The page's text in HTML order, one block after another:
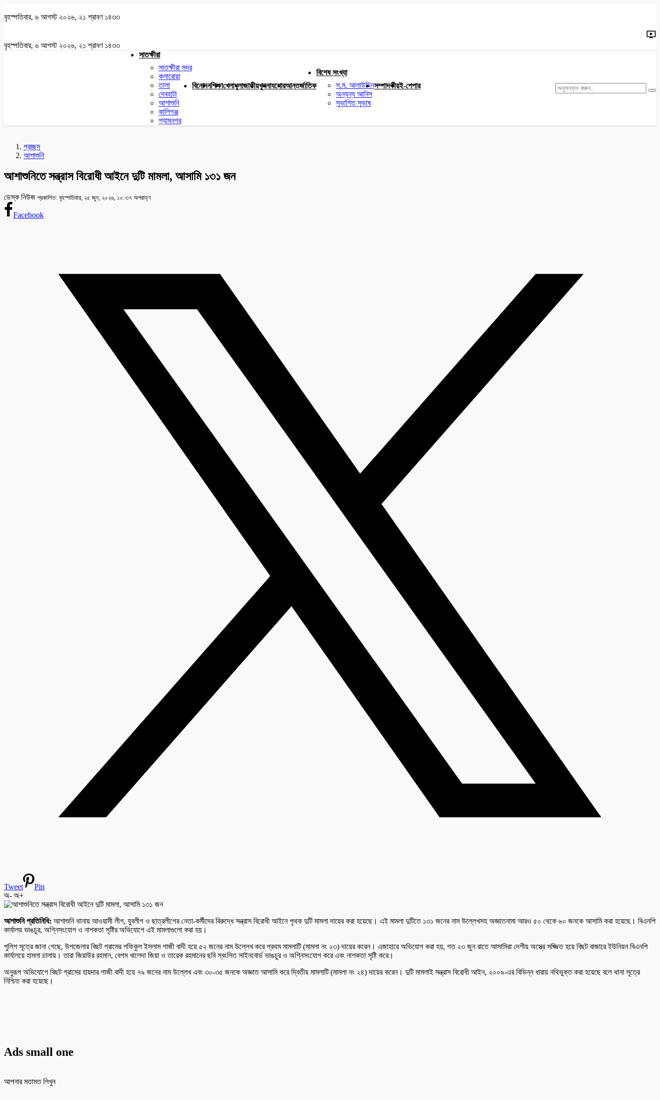
বৃহস্পতিবার, ৬ আগস্ট ২০২৬, ২১ শ্রাবণ ১৪৩৩
বৃহস্পতিবার, ৬ আগস্ট ২০২৬, ২১ শ্রাবণ ১৪৩৩
সাতক্ষীরা
সাতক্ষীরা সদর
কলারোয়া
তালা
দেবহাটা
আশাশুনি
কালিগঞ্জ
শ্যামনগর
বিনোদনশিক্ষাখেলাধুলাজাতীয়খুলনাযশোরআন্তর্জাতিক
বিশেষ সংখ্যা
স.ম. আলাউদ্দিন
অন্যন্য আনিস
সুভাশিত সুভাষ
সম্পাদকীয়ই-পেপার
প্রচ্ছদ
আশাশুনি
আশাশুনিতে সন্ত্রাস বিরোধী আইনে দুটি মামলা, আসামি ১৩১ জন
ডেস্ক নিউজ প্রকাশিত: বৃহস্পতিবার, ২৫ জুন, ২০২৬, ১০:৩৭ অপরাহ্ণ
Facebook
Tweet
Pin
অ- অ+
আশাশুনি প্রতিনিধি: আশাশুনি থানায় আওয়ামী লীগ, যুবলীগ ও ছাত্রলীগের নেতা-কর্মীদের বিরুদ্ধে সন্ত্রাস বিরোধী আইনে পৃথক দুটি মামলা দায়ের করা হয়েছে। এই মামলা দুটিতে ১৩১ জনের নাম উল্লেখসহ অজ্ঞাতনামা আরও ৫০ থেকে ৬০ জনকে আসামি করা হয়েছে। বিএনপি
কার্যালয় ভাঙচুর, অগ্নিসংযোগ ও নাশকতা সৃষ্টির অভিযোগে এই মামলাগুলো করা হয়।
পুলিশ সূত্রে জানা গেছে, উপজেলার বিছট গ্রামের শফিকুল ইসলাম গাজী বাদী হয়ে ৫২ জনের নাম উল্লেখ করে প্রথম মামলাটি (মামলা নং ২৩) দায়ের করেন। এজাহারে অভিযোগ করা হয়, গত ২৩ জুন রাতে আসামিরা দেশীয় অস্ত্রে সজ্জিত হয়ে বিছট বাজারে ইউনিয়ন বিএনপি
কার্যালয়ে হামলা চালায়। তারা জিয়াউর রহমান, বেগম খালেদা জিয়া ও তারেক রহমানের ছবি স্বংলিত সাইনবোর্ড ভাঙচুর ও অগ্নিসংযোগ করে এবং নাশকতা সৃষ্টি করে।
অনুরূপ অভিযোগে বিছট গ্রামের হায়দার গাজী বাদী হয়ে ৭৯ জনের নাম উল্লেখ এবং ৩০-৩৫ জনকে অজ্ঞাত আসামি করে দ্বিতীয় মামলাটি (মামলা নং ২৪) দায়ের করেন। দুটি মামলাই সন্ত্রাস বিরোধী আইন, ২০০৯-এর বিভিন্ন ধারায় নথিভুক্ত করা হয়েছে বলে থানা সূত্রে
নিশ্চিত করা হয়েছে।
Ads small one
আপনার মতামত লিখুন